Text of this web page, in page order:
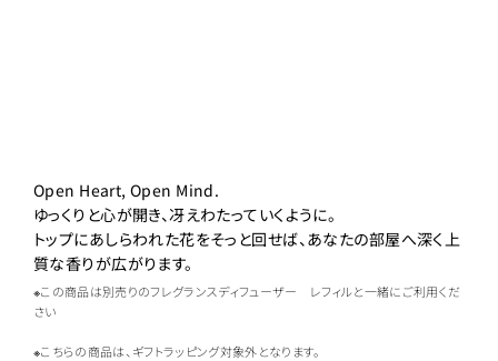
Open Heart, Open Mind.
ゆっくりと心が開き、冴えわたっていくように。
トップにあしらわれた花をそっと回せば、あなたの部屋へ深く上
質な香りが広がります。
※この商品は別売りのフレグランスディフューザー レフィルと一緒にご利用くだ
さい
※こちらの商品は、ギフトラッピング対象外となります。